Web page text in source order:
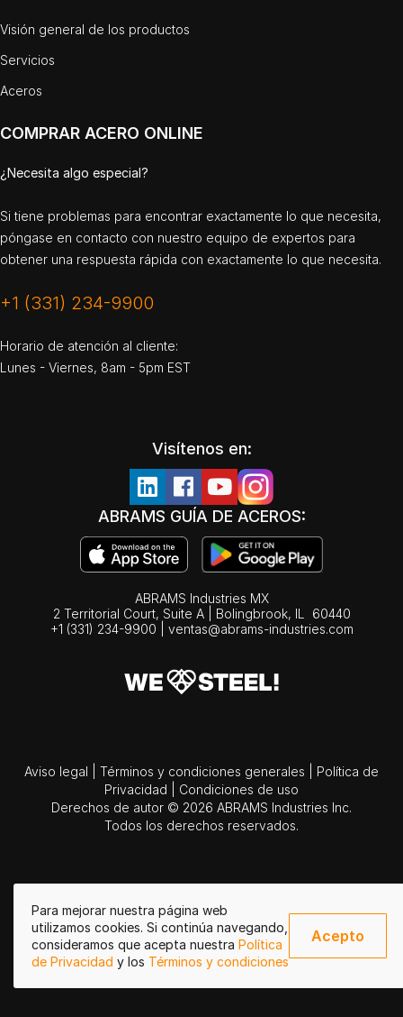
Para mejorar nuestra página web
utilizamos cookies. Si continúa navegando,
consideramos que acepta nuestra Política
de Privacidad y los Términos y condiciones
Acepto
Visión general de los productos
Servicios
Aceros
COMPRAR ACERO ONLINE
¿Necesita algo especial?
Si tiene problemas para encontrar exactamente lo que necesita,
póngase en contacto con nuestro equipo de expertos para
obtener una respuesta rápida con exactamente lo que necesita.
+1 (331) 234-9900
Horario de atención al cliente:
Lunes - Viernes, 8am - 5pm EST
Visítenos en:
ABRAMS GUÍA DE ACEROS:
ABRAMS Industries MX
2 Territorial Court, Suite A | Bolingbrook, IL
60440
+1 (331) 234-9900
ventas@abrams-industries.com
Aviso legal Términos y condiciones generales
Política de
Privacidad
Condiciones de uso
Derechos de autor © 2026 ABRAMS Industries Inc.
Todos los derechos reservados.